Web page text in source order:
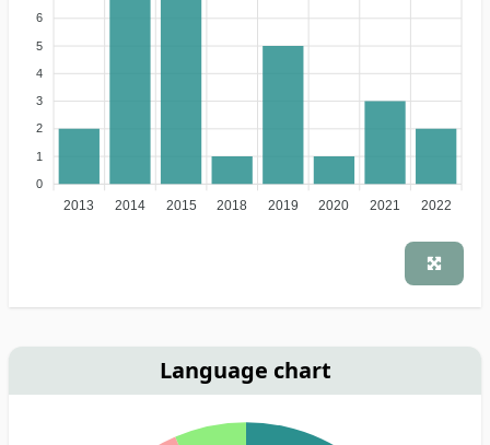
6
5
4
3
2
1
0
2013 2014 2015 2018 2019 2020 2021 2022
Language chart